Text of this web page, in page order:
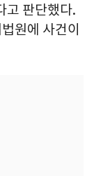
고 판단했다.
원에 사건이